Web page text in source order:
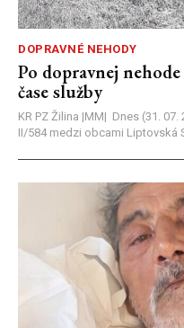
DOPRAVNÉ NEHODY
Po dopravnej
čase služby
KR PZ Žilina |MM| Dnes (31.
II/584 medzi obcami Liptovská